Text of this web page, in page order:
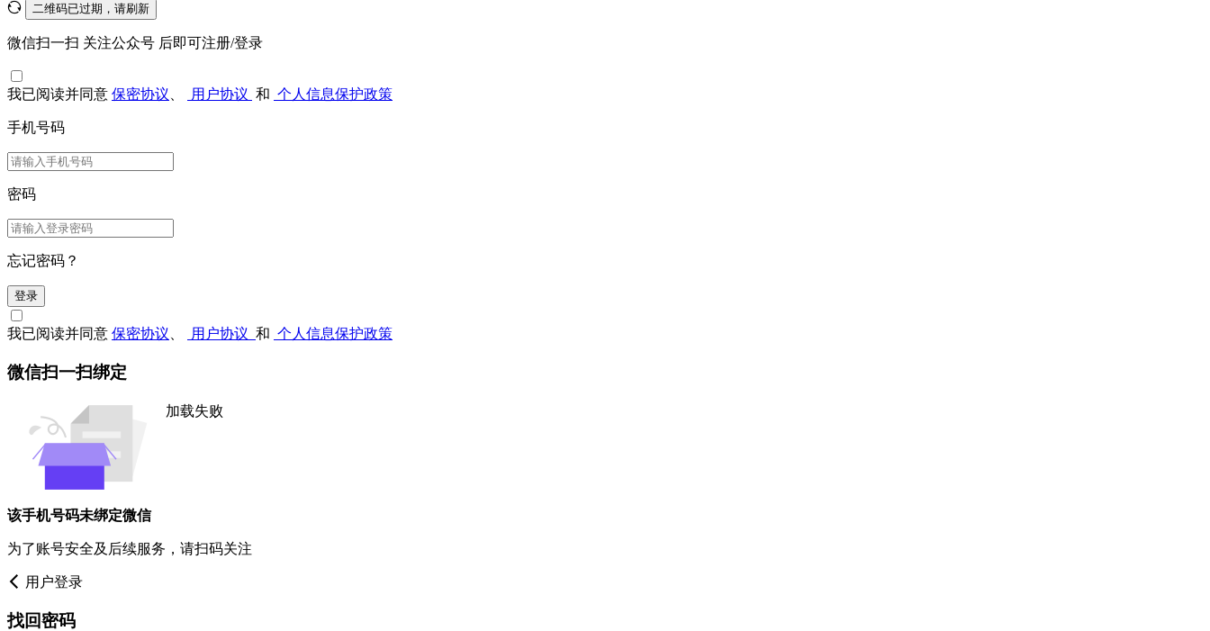
二维码已过期，请刷新
微信扫一扫 关注公众号 后即可注册/登录
我已阅读并同意 保密协议 用户协议 和 个人信息保护政策
手机号码
密码
忘记密码？
登录
我已阅读并同意 保密协议 用户协议 和 个人信息保护政策
微信扫一扫绑定
加载失败
该手机号码未绑定微信
为了账号安全及后续服务，请扫码关注
用户登录
找回密码